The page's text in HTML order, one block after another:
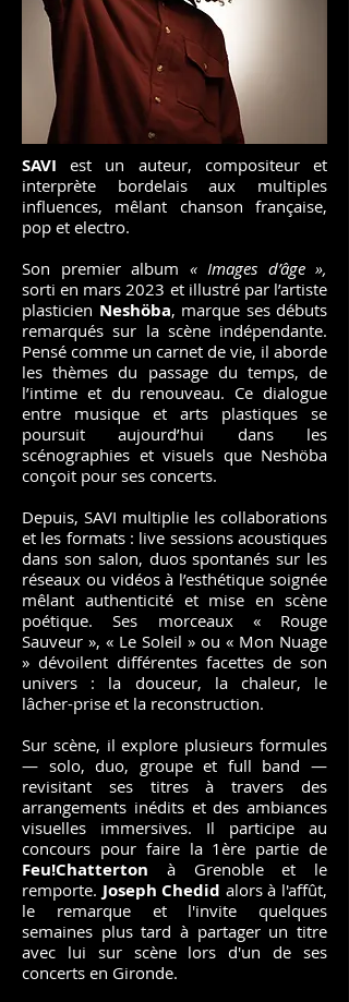
SAVI est un auteur, compositeur et
interprète bordelais aux multiples
influences, mêlant chanson française,
pop et electro.
Son premier album « Images d’âge »,
sorti en mars 2023 et illustré par l’artiste
plasticien Neshöba, marque ses débuts
remarqués sur la scène indépendante.
Pensé comme un carnet de vie, il aborde
les thèmes du passage du temps, de
l’intime et du renouveau. Ce dialogue
entre musique et arts plastiques se
poursuit aujourd’hui dans les
scénographies et visuels que Neshöba
conçoit pour ses concerts.
Depuis, SAVI multiplie les collaborations
et les formats : live sessions acoustiques
dans son salon, duos spontanés sur les
réseaux ou vidéos à l’esthétique soignée
mêlant authenticité et mise en scène
poétique. Ses morceaux « Rouge
Sauveur », « Le Soleil » ou « Mon Nuage
» dévoilent différentes facettes de son
univers : la douceur, la chaleur, le
lâcher-prise et la reconstruction.
Sur scène, il explore plusieurs formules
— solo, duo, groupe et full band —
revisitant ses titres à travers des
arrangements inédits et des ambiances
visuelles immersives. Il participe au
concours pour faire la 1ère partie de
Feu!Chatterton à Grenoble et le
remporte. Joseph Chedid alors à l'affût,
le remarque et l'invite quelques
semaines plus tard à partager un titre
avec lui sur scène lors d'un de ses
concerts en Gironde.